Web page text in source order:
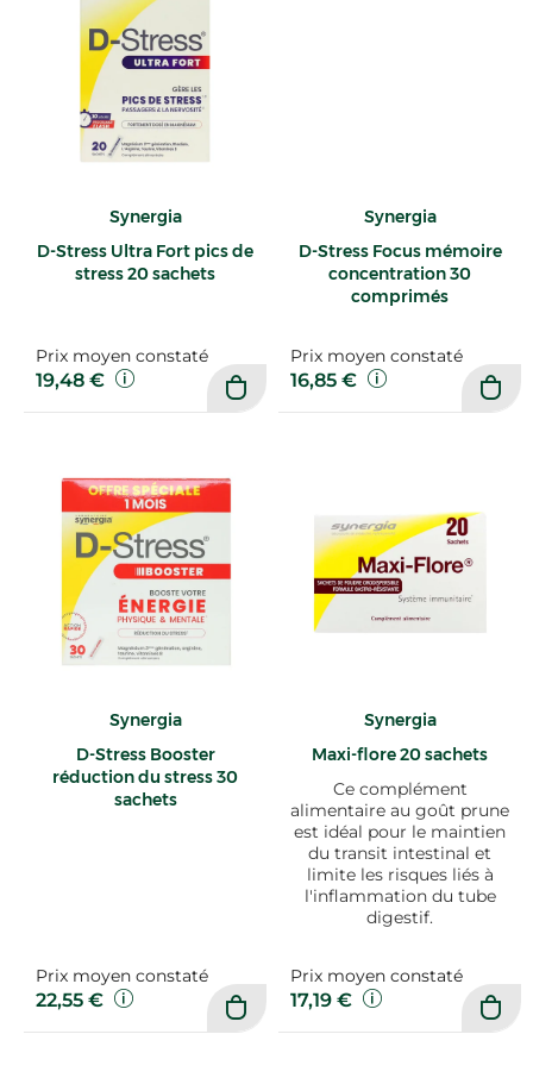
Synergia
D-Stress Ultra Fort pics de
stress 20 sachets
Prix moyen constaté
19,48 €
Synergia
D-Stress Focus mémoire
concentration 30
comprimés
Prix moyen constaté
16,85 €
Synergia
D-Stress Booster
réduction du stress 30
sachets
Prix moyen constaté
22,55 €
Synergia
Maxi-flore 20 sachets
Ce complément
alimentaire au goût prune
est idéal pour le maintien
du transit intestinal et
limite les risques liés à
l'inflammation du tube
digestif.
Prix moyen constaté
17,19 €